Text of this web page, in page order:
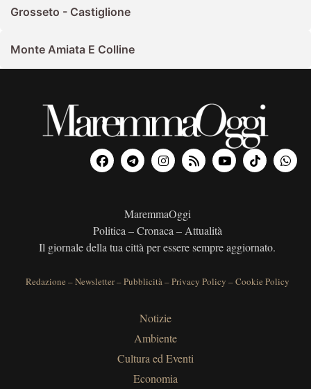
Grosseto - Castiglione
Monte Amiata E Colline
MaremmaOggi
Politica – Cronaca – Attualità
Il giornale della tua città per essere sempre aggiornato.
Redazione –Newsletter–Pubblicità–Privacy Policy –Cookie Policy
Notizie
Ambiente
Cultura ed Eventi
Economia